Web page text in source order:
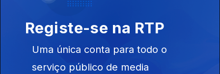
15 mai. 2023
Registe-se na RTP
Uma única conta para todo o
serviço público de media